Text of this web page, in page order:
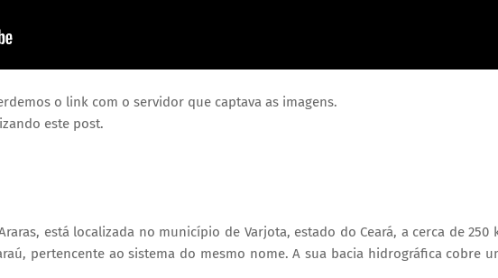
o link com o servidor que captava as imagens.
este post.
está localizada no município de Varjota, estado do Ceará, a cerca de 250
pertencente ao sistema do mesmo nome. A sua bacia hidrográfica cobre